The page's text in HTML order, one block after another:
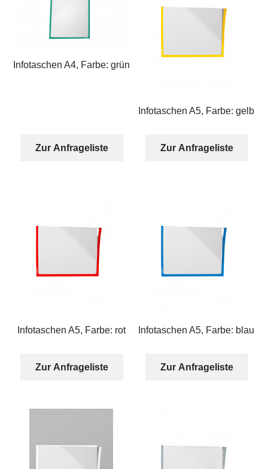
Infotaschen A4, Farbe: grün
Zur Anfrageliste
Infotaschen A5, Farbe: gelb
Zur Anfrageliste
Infotaschen A5, Farbe: rot
Zur Anfrageliste
Infotaschen A5, Farbe: blau
Zur Anfrageliste